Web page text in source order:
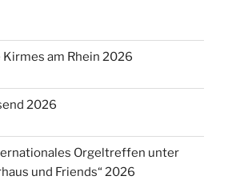
am Rhein 2026
2026
Orgeltreffen unter
und Friends“ 2026